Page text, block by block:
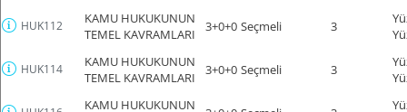
HUK112
KAMU HUKUKUNUN
TEMEL KAVRAMLARI
3+0+0 Seçmeli 3
HUK114
KAMU HUKUKUNUN
TEMEL KAVRAMLARI
3+0+0 Seçmeli 3
KAMU HUKUKUNUN